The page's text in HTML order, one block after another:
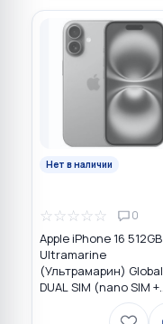
Нет в наличии
☆☆☆☆☆ 0
Apple iPhone 16 512GB
Ultramarine
(Ультрамарин) Global
DUAL SIM (nano SIM +